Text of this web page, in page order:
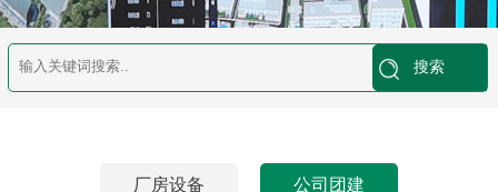
厂房设备 公司团建